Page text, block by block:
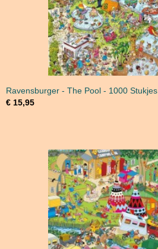
Ravensburger - The Pool - 1000 Stukjes
€ 15,95